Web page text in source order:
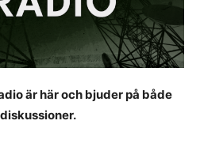
är här och bjuder på både